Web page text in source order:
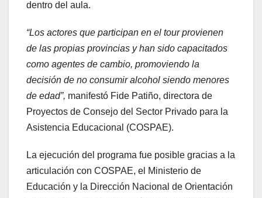
dentro del aula.
“Los actores que participan en el tour provienen
de las propias provincias y han sido capacitados
como agentes de cambio, promoviendo la
decisión de no consumir alcohol siendo menores
de edad”, manifestó Fide Patiño, directora de
Proyectos de Consejo del Sector Privado para la
Asistencia Educacional (COSPAE).
La ejecución del programa fue posible gracias a la
articulación con COSPAE, el Ministerio de
Educación y la Dirección Nacional de Orientación